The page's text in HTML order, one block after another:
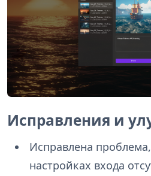
Исправления и
Исправлена
настройках входа